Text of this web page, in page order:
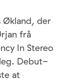
Økland, der
frå
In Stereo
Debut-
at